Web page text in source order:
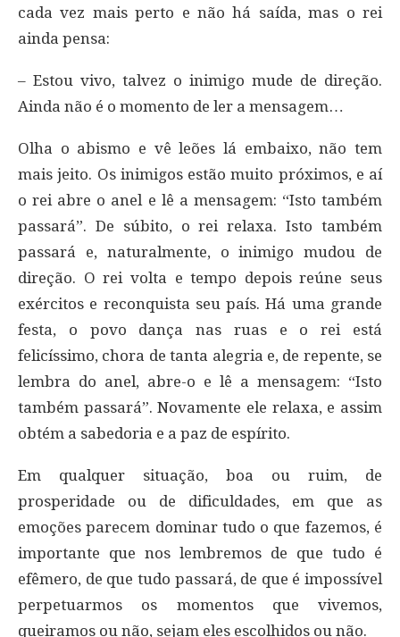
cada vez mais perto e não há saída, mas o rei
ainda pensa:
– Estou vivo, talvez o inimigo mude de direção.
Ainda não é o momento de ler a mensagem…
Olha o abismo e vê leões lá embaixo, não tem
mais jeito. Os inimigos estão muito próximos, e aí
o rei abre o anel e lê a mensagem: “Isto também
passará”. De súbito, o rei relaxa. Isto também
passará e, naturalmente, o inimigo mudou de
direção. O rei volta e tempo depois reúne seus
exércitos e reconquista seu país. Há uma grande
festa, o povo dança nas ruas e o rei está
felicíssimo, chora de tanta alegria e, de repente, se
lembra do anel, abre-o e lê a mensagem: “Isto
também passará”. Novamente ele relaxa, e assim
obtém a sabedoria e a paz de espírito.
Em qualquer situação, boa ou ruim, de
prosperidade ou de dificuldades, em que as
emoções parecem dominar tudo o que fazemos, é
importante que nos lembremos de que tudo é
efêmero, de que tudo passará, de que é impossível
perpetuarmos os momentos que vivemos,
queiramos ou não, sejam eles escolhidos ou não.